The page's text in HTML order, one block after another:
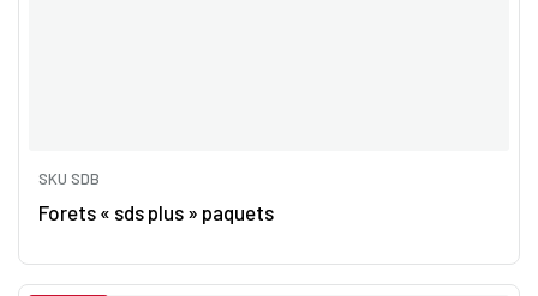
SKU SDB
Forets « sds plus » paquets